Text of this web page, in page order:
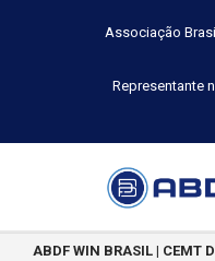
Associação
Representante
ABDF WIN BRASIL | CEMT